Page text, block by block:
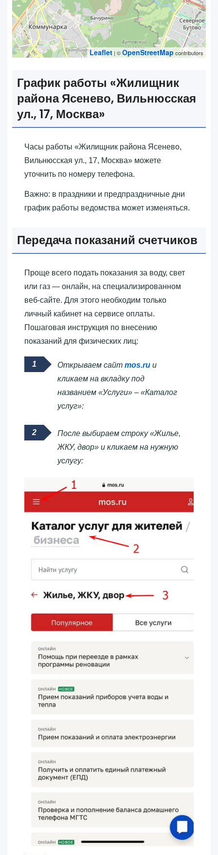
Leaflet | ©OpenStreetMap contributors
График работы «‎Жилищник
района Ясенево, Вильнюсская
ул., 17, Москва»‎
Часы работы «‎Жилищник района Ясенево,
Вильнюсская ул., 17, Москва»‎ можете
уточнить по номеру телефона.
Важно: в праздники и предпраздничные дни
график работы ведомства может изменяться.
Передача показаний счетчиков
Проще всего подать показания за воду, свет
или газ — онлайн, на специализированном
веб-сайте. Для этого необходим только
личный кабинет на сервисе оплаты.
Пошаговая инструкция по внесению
показаний для физических лиц:
Открываем сайт mos.ru и
кликаем на вкладку под
названием «Услуги» – «Каталог
услуг»:
После выбираем строку «Жилье,
ЖКУ, двор» и кликаем на нужную
услугу: